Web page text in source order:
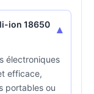
ion 18650
▾
électroniques
efficace,
portables ou